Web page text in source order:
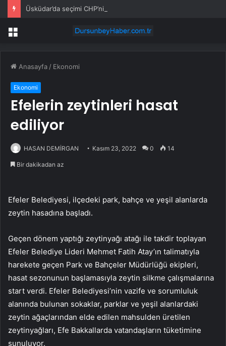
Menü
Anasayfa / Ekonomi
Ekonomi
Efelerin zeytinleri hasat
ediliyor
HASAN DEMİRGAN Kasım 23, 2022 0 14
Bir dakikadan az
Efeler Belediyesi, ilçedeki park, bahçe ve yeşil alanlarda
zeytin hasadına başladı.
Geçen dönem yaptığı zeytinyağı atağı ile takdir toplayan
Efeler Belediye Lideri Mehmet Fatih Atay’ın talimatıyla
harekete geçen Park ve Bahçeler Müdürlüğü ekipleri,
hasat sezonunun başlamasıyla zeytin silkme çalışmalarına
start verdi. Efeler Belediyesi’nin vazife ve sorumluluk
alanında bulunan sokaklar, parklar ve yeşil alanlardaki
zeytin ağaçlarından elde edilen mahsulden üretilen
zeytinyağları, Efe Bakkallarda vatandaşların tüketimine
sunuluyor.